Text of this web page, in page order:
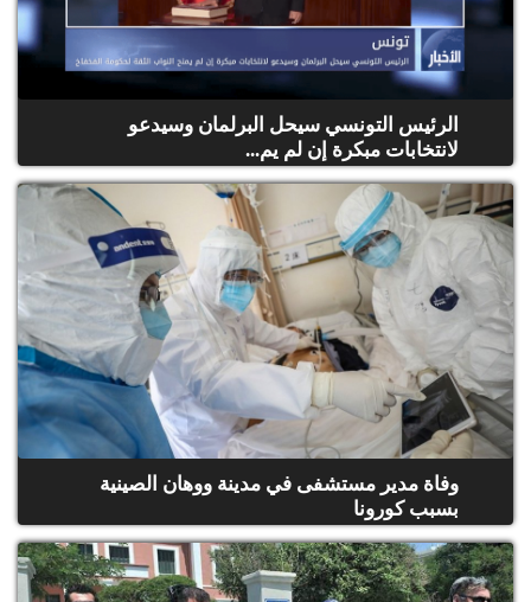
الرئيس التونسي سيحل البرلمان وسيدعو
لانتخابات مبكرة إن لم يم...
وفاة مدير مستشفى في مدينة ووهان الصينية
بسبب كورونا